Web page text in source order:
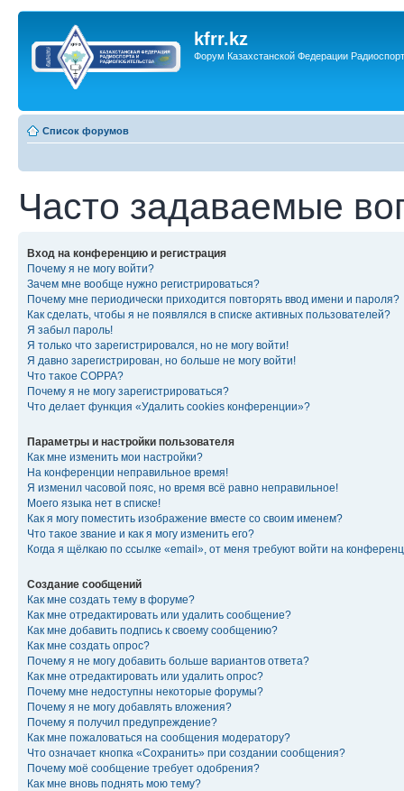
kfrr.kz
Форум Казахстанской Федерации
Список форумов
Часто задаваемые
Вход на конференцию и регистрация
Почему я не могу войти?
Зачем мне вообще нужно регистрироваться?
Почему мне периодически приходится повторять ввод имени и пароля?
Как сделать, чтобы я не появлялся в списке активных пользователей?
Я забыл пароль!
Я только что зарегистрировался, но не могу войти!
Я давно зарегистрирован, но больше не могу войти!
Что такое COPPA?
Почему я не могу зарегистрироваться?
Что делает функция «Удалить cookies конференции»?
Параметры и настройки пользователя
Как мне изменить мои настройки?
На конференции неправильное время!
Я изменил часовой пояс, но время всё равно неправильное!
Моего языка нет в списке!
Как я могу поместить изображение вместе со своим именем?
Что такое звание и как я могу изменить его?
Когда я щёлкаю по ссылке «email», от меня требуют войти на
Создание сообщений
Как мне создать тему в форуме?
Как мне отредактировать или удалить сообщение?
Как мне добавить подпись к своему сообщению?
Как мне создать опрос?
Почему я не могу добавить больше вариантов ответа?
Как мне отредактировать или удалить опрос?
Почему мне недоступны некоторые форумы?
Почему я не могу добавлять вложения?
Почему я получил предупреждение?
Как мне пожаловаться на сообщения модератору?
Что означает кнопка «Сохранить» при создании сообщения?
Почему моё сообщение требует одобрения?
Как мне вновь поднять мою тему?